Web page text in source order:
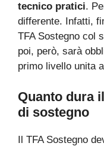
tecnico pratici.
differente. Infatti,
TFA Sostegno col
poi, però, sarà
primo livello unita
Quanto dura
di sostegno
Il TFA Sostegno